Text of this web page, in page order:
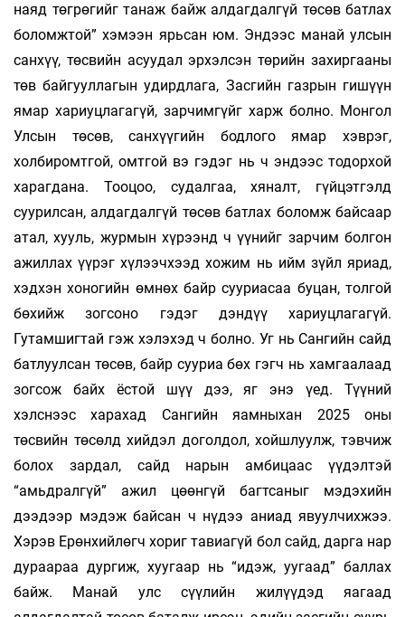
наяд төгрөгийг танаж байж алдагдалгүй төсөв батлах
боломжтой” хэмээн ярьсан юм. Эндээс манай улсын
санхүү, төсвийн асуудал эрхэлсэн төрийн захиргааны
төв байгууллагын удирдлага, Засгийн газрын гишүүн
ямар хариуцлагагүй, зарчимгүйг харж болно. Монгол
Улсын төсөв, санхүүгийн бодлого ямар хэврэг,
холбиромтгой, омтгой вэ гэдэг нь ч эндээс тодорхой
харагдана. Тооцоо, судалгаа, хяналт, гүйцэтгэлд
суурилсан, алдагдалгүй төсөв батлах боломж байсаар
атал, хууль, журмын хүрээнд ч үүнийг зарчим болгон
ажиллах үүрэг хүлээчхээд хожим нь ийм зүйл яриад,
хэдхэн хоногийн өмнөх байр сууриасаа буцан, толгой
бөхийж зогсоно гэдэг дэндүү хариуцлагагүй.
Гутамшигтай гэж хэлэхэд ч болно. Уг нь Сангийн сайд
батлуулсан төсөв, байр сууриа бөх гэгч нь хамгаалаад
зогсож байх ёстой шүү дээ, яг энэ үед. Түүний
хэлснээс харахад Сангийн яамныхан 2025 оны
төсвийн төсөлд хийдэл доголдол, хойшлуулж, тэвчиж
болох зардал, сайд нарын амбицаас үүдэлтэй
“амьдралгүй” ажил цөөнгүй багтсаныг мэдэхийн
дээдээр мэдэж байсан ч нүдээ аниад явуулчихжээ.
Хэрэв Ерөнхийлөгч хориг тавиагүй бол сайд, дарга нар
дураараа дургиж, хуугаар нь “идэж, уугаад” баллах
байж. Манай улс сүүлийн жилүүдэд яагаад